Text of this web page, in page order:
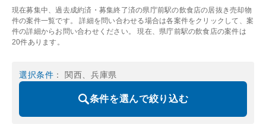
現在募集中、過去成約済・募集終了済の県庁前駅の飲食店の居抜き売却物
件の案件一覧です。 詳細を問い合わせる場合は各案件をクリックして、案
件の詳細からお問い合わせください。 現在、県庁前駅の飲食店の案件は
20件あります。
選択条件 ： 関西、兵庫県
条件を選んで絞り込む